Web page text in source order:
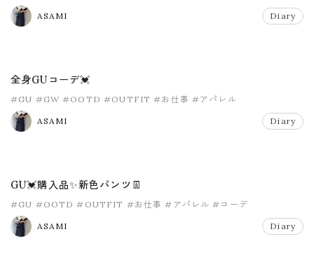
ASAMI Diary
全身GUコーデ💓
#GU #GW #OOTD #OUTFIT #お仕事 #アパレル
ASAMI Diary
GU💓購入品✨新色パンツ👖
#GU #OOTD #OUTFIT #お仕事 #アパレル #コーデ
ASAMI Diary